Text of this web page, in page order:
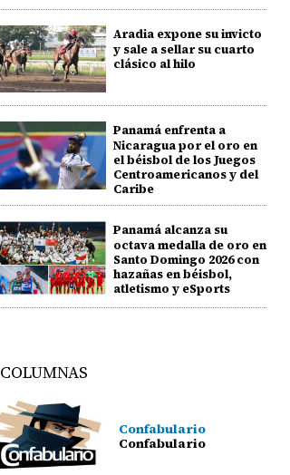
Aradia expone su invicto
y sale a sellar su cuarto
clásico al hilo
Panamá enfrenta a
Nicaragua por el oro en
el béisbol de los Juegos
Centroamericanos y del
Caribe
Panamá alcanza su
octava medalla de oro en
Santo Domingo 2026 con
hazañas en béisbol,
atletismo y eSports
COLUMNAS
Confabulario
Confabulario